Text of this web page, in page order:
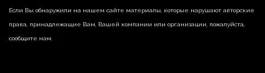
Если Вы обнаружили на нашем сайте материалы, которые нарушают авторские
права, принадлежащие Вам, Вашей компании или организации, пожалуйста,
сообщите нам.